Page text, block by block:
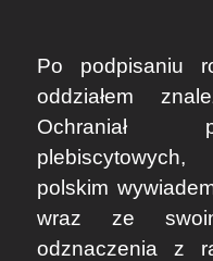
Po podpisaniu
oddziałem
Ochraniał
polskim
wraz ze
odznaczenia z